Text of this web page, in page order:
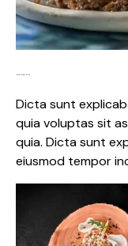
Lorem ipsum dolor
Dicta sunt
quia voluptas sit
quia. Dicta sunt
eiusmod tempor